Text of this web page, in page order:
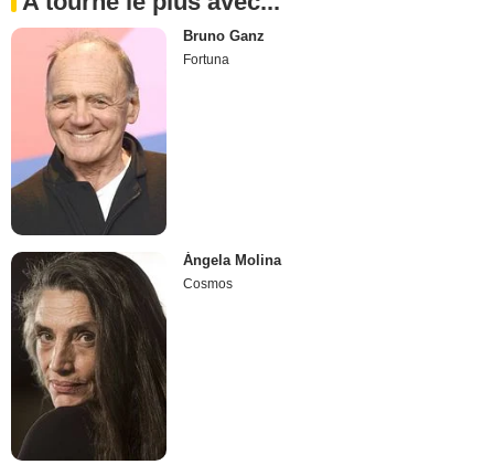
Bruno Ganz
Fortuna
Ángela Molina
Cosmos